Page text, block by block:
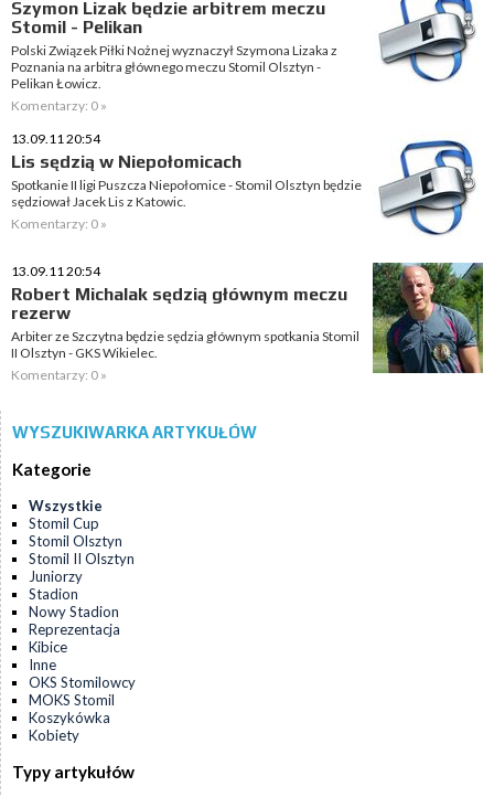
Szymon Lizak będzie arbitrem meczu
Stomil - Pelikan
Polski Związek Piłki Nożnej wyznaczył Szymona Lizaka z
Poznania na arbitra głównego meczu Stomil Olsztyn -
Pelikan Łowicz.
Komentarzy: 0 »
13.09.11 20:54
Lis sędzią w Niepołomicach
Spotkanie II ligi Puszcza Niepołomice - Stomil Olsztyn będzie
sędziował Jacek Lis z Katowic.
Komentarzy: 0 »
13.09.11 20:54
Robert Michalak sędzią głównym meczu
rezerw
Arbiter ze Szczytna będzie sędzia głównym spotkania Stomil
II Olsztyn - GKS Wikielec.
Komentarzy: 0 »
WYSZUKIWARKA ARTYKUŁÓW
Kategorie
Wszystkie
Stomil Cup
Stomil Olsztyn
Stomil II Olsztyn
Juniorzy
Stadion
Nowy Stadion
Reprezentacja
Kibice
Inne
OKS Stomilowcy
MOKS Stomil
Koszykówka
Kobiety
Typy artykułów